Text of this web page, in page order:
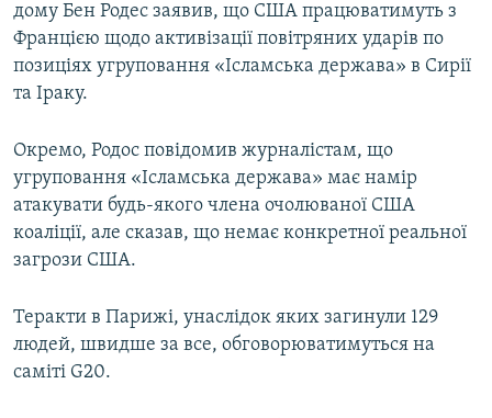
Усі сайти RFE/RL
дому Бен Родес заявив, що США працюватимуть з
Францією щодо активізації повітряних ударів по
позиціях угруповання «Ісламська держава» в Сирії
та Іраку.
Окремо, Родос повідомив журналістам, що
угруповання «Ісламська держава» має намір
атакувати будь-якого члена очолюваної США
коаліції, але сказав, що немає конкретної реальної
загрози США.
Теракти в Парижі, унаслідок яких загинули 129
людей, швидше за все, обговорюватимуться на
саміті G20.